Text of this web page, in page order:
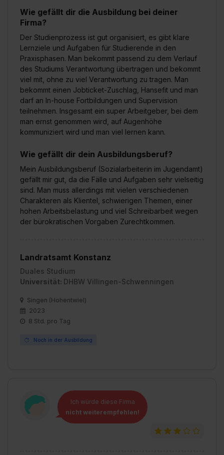
Wie gefällt dir die Ausbildung bei deiner
Firma?
Der Studienprozess ist gut organisiert, es gibt klare
Lernziele und Aufgaben für Studierende in den
Praxisphasen. Man bekommt passend zu dem Verlauf
des Studiums Verantwortung übertragen und bekommt
viel mit, ohne zu viel Verantwortung zu tragen. Man
bekommt einen Jobticket-Zuschlag, Hansefit und man
darf an In-house Fortbildungen und Supervision
teilnehmen. Insgesamt ein super Arbeitgeber, bei dem
man ernst genommen wird, auf Augenhöhe
kommuniziert wird und man viel lernen kann.
Wie gefällt dir dein Ausbildungsberuf?
Mein Ausbildungsberuf (Sozialarbeiterin im Jugendamt)
gefällt mir gut, da die Fälle und Aufgaben sehr vielseitig
sind. Man muss allerdings mit vielen verschiedenen
Charakteren als Klientel, schwierigen Themen, einer
hohen Arbeitsbelastung und viel Schreibarbeit wegen
der bürokratischen Vorgaben Zurechtkommen.
Landratsamt Konstanz
Duales Studium
Universität: DHBW Villingen-Schwenningen
Singen (Hohentwiel)
2023
8 Std. pro Tag
Noch in der Ausbildung
Ich würde diese Firma
nicht weiterempfehlen!